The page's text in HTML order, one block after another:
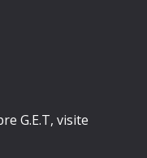
G.E.T, visite